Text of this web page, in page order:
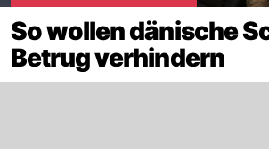
So wollen dänische
Betrug verhindern